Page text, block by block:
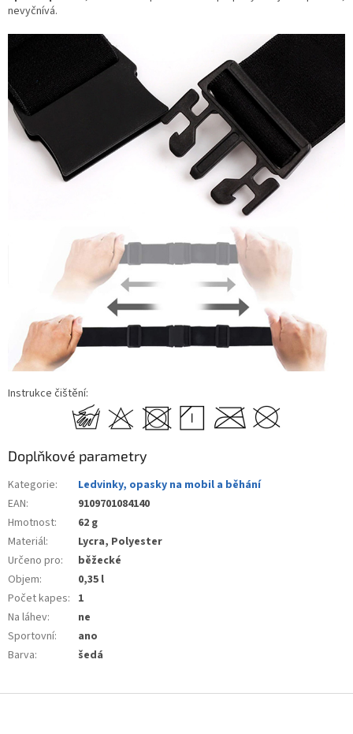
nevyčnívá.
Instrukce čištění:
Doplňkové parametry
Kategorie:
Ledvinky, opasky na mobil a běhání
EAN:
9109701084140
Hmotnost:
62 g
Materiál:
Lycra, Polyester
Určeno pro:
běžecké
Objem:
0,35 l
Počet kapes: 1
Na láhev:
ne
Sportovní:
ano
Barva: šedá